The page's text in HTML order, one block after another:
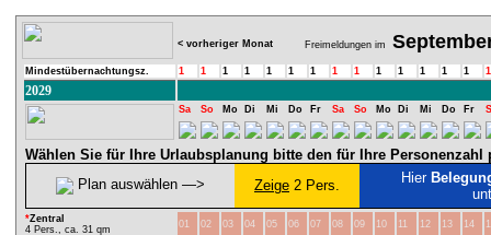
< vorheriger Monat Freimeldungen im
Mindestübernachtungsz. 1 1 1 1 1 1 1 1 1 1 1 1 1 1 1
2029
Sa So Mo Di Mi Do Fr Sa So Mo Di Mi Do Fr
Wählen Sie für Ihre Urlaubsplanung bitte den für Ihre Personenzahl
Plan auswählen ―>
Zeige 2 Pers. Hier
*Zentral
4 Pers., ca. 31 qm
01 02 03 04 05 06 07 08 09 10 11 12 13 14